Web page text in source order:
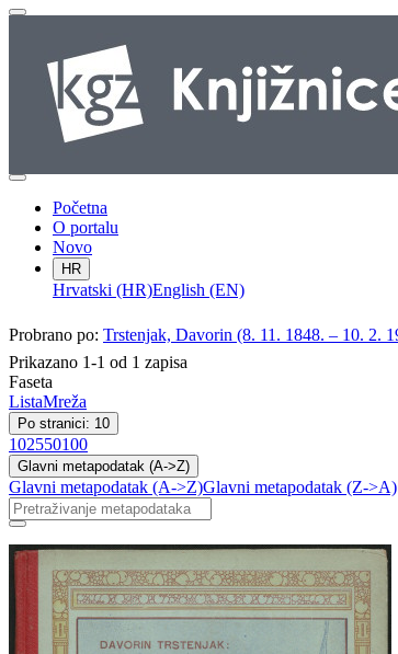
Početna
O portalu
Novo
HR
Hrvatski (HR)English (EN)
Probrano po: Trstenjak, Davorin (8. 11. 1848. – 10. 2.
Prikazano 1-1 od 1 zapisa
Faseta
ListaMreža
Po stranici: 10
102550100
Glavni metapodatak (A->Z)
Glavni metapodatak (A->Z)Glavni metapodatak (Z->A)